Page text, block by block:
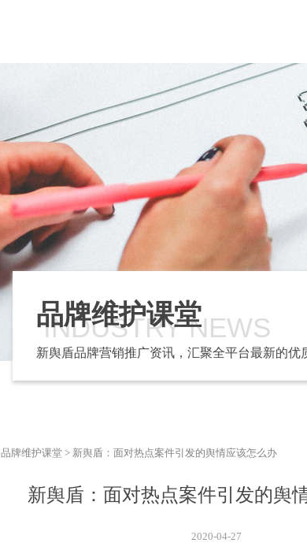
品牌维护课堂
INDUSTRY NEWS
新舆盾品牌营销推广资讯，汇聚全平台最新的优
品牌维护课堂 > 新舆盾：面对热点案件引发的舆情应该怎么办
新舆盾：面对热点案件引发的舆
2020-04-27